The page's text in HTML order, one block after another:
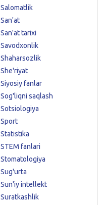
Salomatlik
San'at
San'at tarixi
Savodxonlik
Shaharsozlik
She'riyat
Siyosiy fanlar
Sog'liqni saqlash
Sotsiologiya
Sport
Statistika
STEM fanlari
Stomatologiya
Sug'urta
Sun'iy intellekt
Suratkashlik